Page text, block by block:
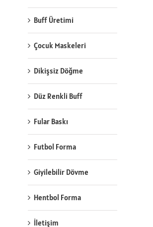
Buff Üretimi
Çocuk Maskeleri
Dikişsiz Döğme
Düz Renkli Buff
Fular Baskı
Futbol Forma
Giyilebilir Dövme
Hentbol Forma
İletişim